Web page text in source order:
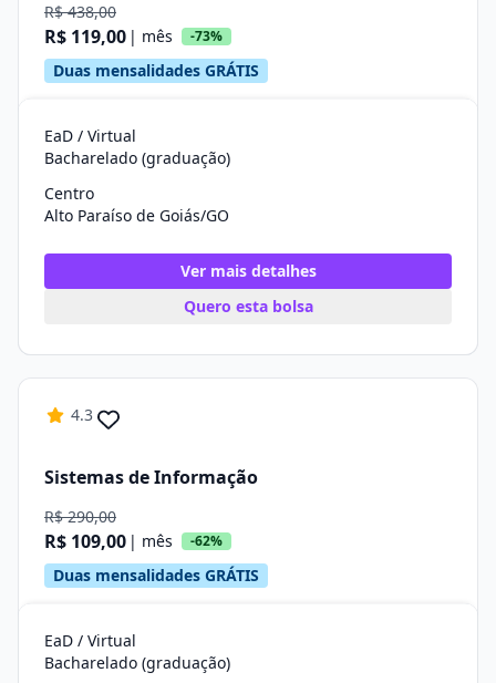
R$ 438,00
R$ 119,00 | mês -73%
Duas mensalidades GRÁTIS
EaD / Virtual
Bacharelado (graduação)
Centro
Alto Paraíso de Goiás/GO
Ver mais detalhes
Quero esta bolsa
4.3
Sistemas de Informação
R$ 290,00
R$ 109,00 | mês -62%
Duas mensalidades GRÁTIS
EaD / Virtual
Bacharelado (graduação)